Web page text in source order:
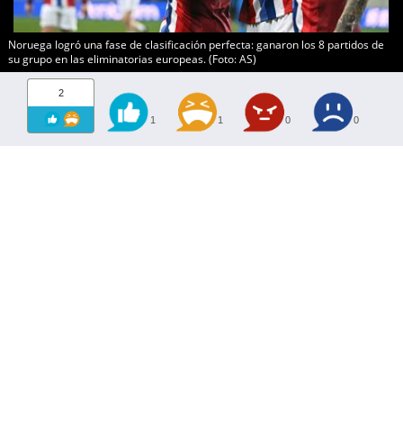
Noruega logró una fase de clasificación perfecta: ganaron los 8 partidos de
su grupo en las eliminatorias europeas. (Foto: AS)
2
1 1 0 0